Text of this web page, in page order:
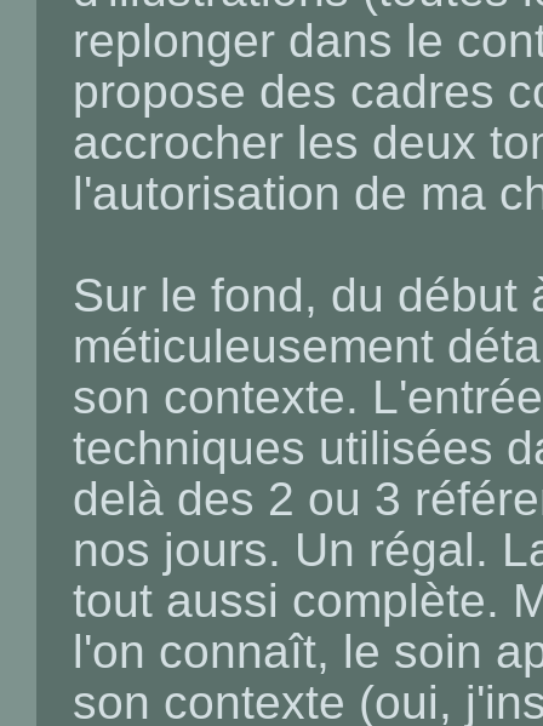
replonger dans le
propose des cadres
accrocher les deux
l'autorisation de ma
Sur le fond, du début
méticuleusement
son contexte.
techniques utilisées
delà des 2 ou 3
nos jours. Un régal.
tout aussi complète.
l'on connaît, le soin
son contexte (oui,